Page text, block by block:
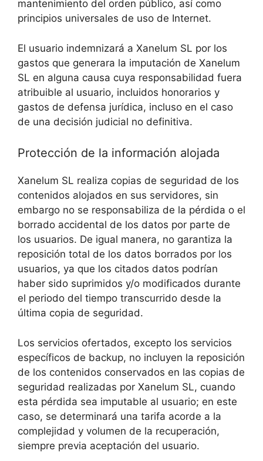
mantenimiento del orden público, así como
principios universales de uso de Internet.
El usuario indemnizará a Xanelum SL por los
gastos que generara la imputación de Xanelum
SL en alguna causa cuya responsabilidad fuera
atribuible al usuario, incluidos honorarios y
gastos de defensa jurídica, incluso en el caso
de una decisión judicial no definitiva.
Protección de la información alojada
Xanelum SL realiza copias de seguridad de los
contenidos alojados en sus servidores, sin
embargo no se responsabiliza de la pérdida o el
borrado accidental de los datos por parte de
los usuarios. De igual manera, no garantiza la
reposición total de los datos borrados por los
usuarios, ya que los citados datos podrían
haber sido suprimidos y/o modificados durante
el periodo del tiempo transcurrido desde la
última copia de seguridad.
Los servicios ofertados, excepto los servicios
específicos de backup, no incluyen la reposición
de los contenidos conservados en las copias de
seguridad realizadas por Xanelum SL, cuando
esta pérdida sea imputable al usuario; en este
caso, se determinará una tarifa acorde a la
complejidad y volumen de la recuperación,
siempre previa aceptación del usuario.